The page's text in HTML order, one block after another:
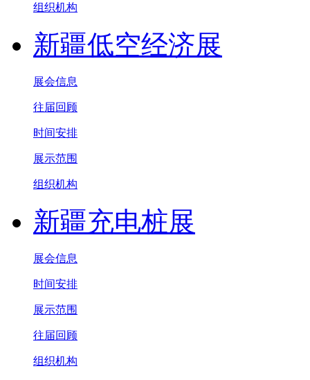
组织机构
新疆低空经济展
展会信息
往届回顾
时间安排
展示范围
组织机构
新疆充电桩展
展会信息
时间安排
展示范围
往届回顾
组织机构